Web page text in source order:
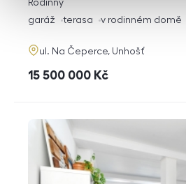
rozměry
dispozice
Rodinný
funkce
garáž terasa v rodinném domě
adresa
ul. Na Čeperce, Unhošť
cena
15 500 000 Kč